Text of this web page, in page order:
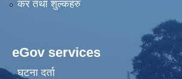
कर तथा शुल्कहरु
eGov services
घटना दर्ता